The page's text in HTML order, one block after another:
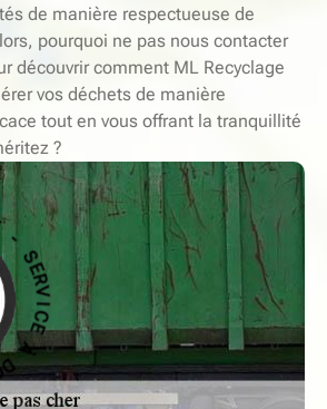
de manière respectueuse de
pourquoi ne pas nous contacter
découvrir comment ML Recyclage
vos déchets de manière
tout en vous offrant la tranquillité
?
R
V I
C
E
À
D
O
M
I
C